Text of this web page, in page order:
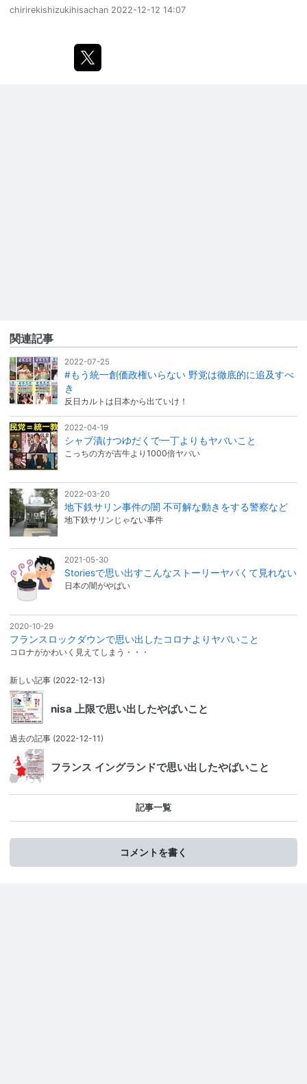
chirirekishizukihisachan 2022-12-12 14:07
関連記事
2022-07-25
#もう統一創価政権いらない 野党は徹底的に追及すべ
き
反日カルトは日本から出ていけ！
2022-04-19
シャブ漬けつゆだくで一丁よりもヤバいこと
こっちの方が吉牛より1000倍ヤバい
2022-03-20
地下鉄サリン事件の闇 不可解な動きをする警察など
地下鉄サリンじゃない事件
2021-05-30
Storiesで思い出すこんなストーリーヤバくて見れない
日本の闇がやばい
2020-10-29
フランスロックダウンで思い出したコロナよりヤバいこと
コロナがかわいく見えてしまう・・・
新しい記事 (2022-12-13)
nisa 上限で思い出したやばいこと
過去の記事 (2022-12-11)
フランス イングランドで思い出したやばいこと
記事一覧
コメントを書く